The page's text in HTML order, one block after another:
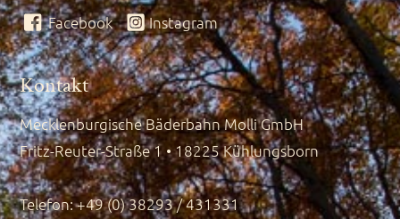
Facebook Instagram
Kontakt
Mecklenburgische Bäderbahn Molli GmbH
Fritz-Reuter-Straße 1 • 18225 Kühlungsborn
Telefon: +49 (0) 38293 / 431331